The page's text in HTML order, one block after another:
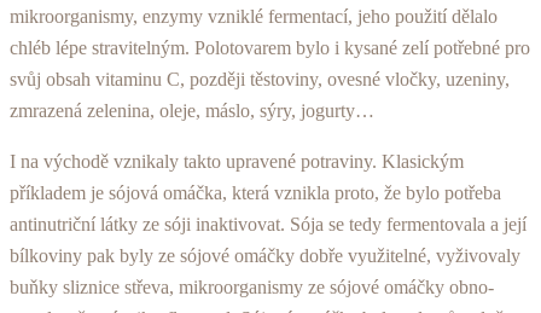
mikroorganismy, enzymy vzniklé fermenta­cí, jeho použití dělalo
chléb lépe stravitelným. Polotova­rem bylo i kysané zelí potřebné pro
svůj obsah vitaminu C, později těstoviny, ovesné vločky, uzeniny,
zmrazená zelenina, oleje, máslo, sýry, jogurty…
I na východě vznikaly takto upravené potraviny. Klasickým
příkladem je sójová omáčka, která vznikla proto, že bylo potřeba
antinutriční látky ze sóji inaktivo­vat. Sója se tedy fermentovala a její
bílkoviny pak byly ze sójové omáčky dobře využitelné, vyživovaly
buňky sliznice střeva, mikroorganismy ze sójové omáčky obno­